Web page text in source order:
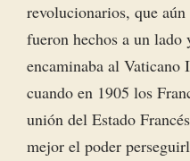
revolucionarios, que
fueron hechos a un
encaminaba al Vaticano
cuando en 1905 los
unión del Estado
mejor el poder